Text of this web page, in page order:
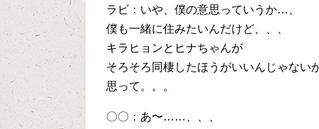
ラビ：いや、僕の意思っていうか…、
僕も一緒に住みたいんだけど、、、
キラヒョンとヒナちゃんが
そろそろ同棲したほうがいいんじゃない
思って。。。
〇〇：あ〜……、、、